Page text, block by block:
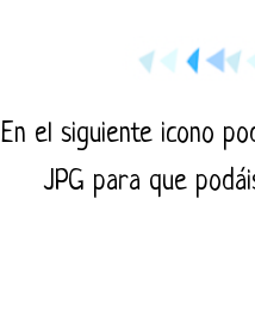
En el siguiente icono
JPG para que